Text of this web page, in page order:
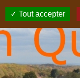
Tout accepter